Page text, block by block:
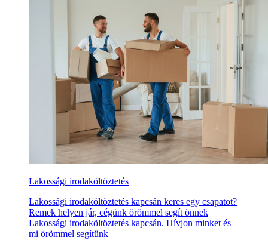
Lakossági irodaköltöztetés
Lakossági irodaköltöztetés kapcsán keres egy csapatot?
Remek helyen jár, cégünk örömmel segít önnek
Lakossági irodaköltöztetés kapcsán. Hívjon minket és
mi örömmel segítünk